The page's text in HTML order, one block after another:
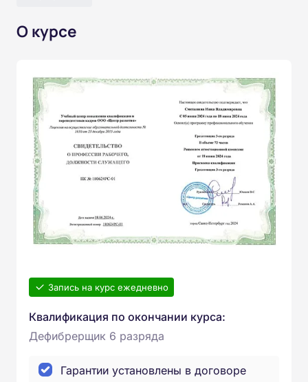
О курсе
Запись на курс ежедневно
Квалификация по окончании курса:
Дефибрерщик 6 разряда
Гарантии установлены в договоре